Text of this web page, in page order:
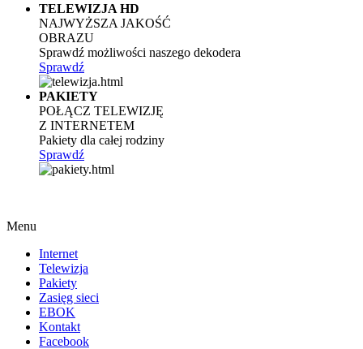
TELEWIZJA HD
NAJWYŻSZA JAKOŚĆ
OBRAZU
Sprawdź możliwości naszego dekodera
Sprawdź
PAKIETY
POŁĄCZ TELEWIZJĘ
Z INTERNETEM
Pakiety dla całej rodziny
Sprawdź
Menu
Internet
Telewizja
Pakiety
Zasięg sieci
EBOK
Kontakt
Facebook